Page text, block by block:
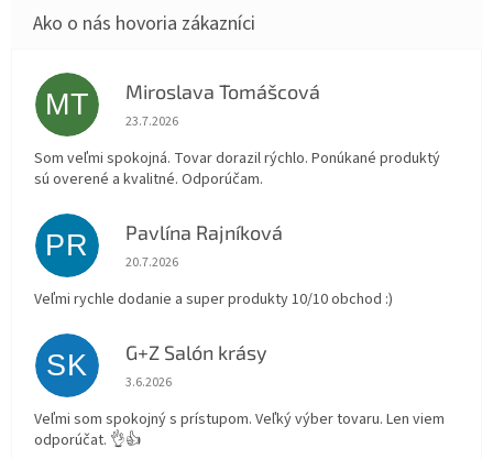
MT Miroslava Tomášcová
Hodnotenie obchodu je 5 z 5 hviezdičiek.
23.7.2026
Som veľmi spokojná. Tovar dorazil rýchlo. Ponúkané produktý
sú overené a kvalitné. Odporúčam.
PR Pavlína Rajníková
Hodnotenie obchodu je 5 z 5 hviezdičiek.
20.7.2026
Veľmi rychle dodanie a super produkty 10/10 obchod :)
SK G+Z Salón krásy
Hodnotenie obchodu je 5 z 5 hviezdičiek.
3.6.2026
Veľmi som spokojný s prístupom. Veľký výber tovaru. Len viem
odporúčat. 👌👍